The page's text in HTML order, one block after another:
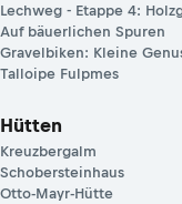
Lechweg - Etappe 4:
Auf bäuerlichen Spuren
Gravelbiken: Kleine
Talloipe Fulpmes
Hütten
Kreuzbergalm
Schobersteinhaus
Otto-Mayr-Hütte